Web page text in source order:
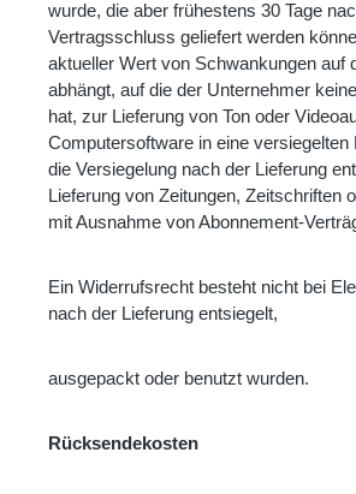
wurde, die aber frühestens 30 Tage
Vertragsschluss geliefert werden
aktueller Wert von Schwankungen auf
abhängt, auf die der Unternehmer
hat, zur Lieferung von Ton oder
Computersoftware in eine versiegelten
die Versiegelung nach der Lieferung
Lieferung von Zeitungen, Zeitschriften
mit Ausnahme von Abonnement-
Ein Widerrufsrecht besteht nicht bei
nach der Lieferung entsiegelt,
ausgepackt oder benutzt wurden.
Rücksendekosten